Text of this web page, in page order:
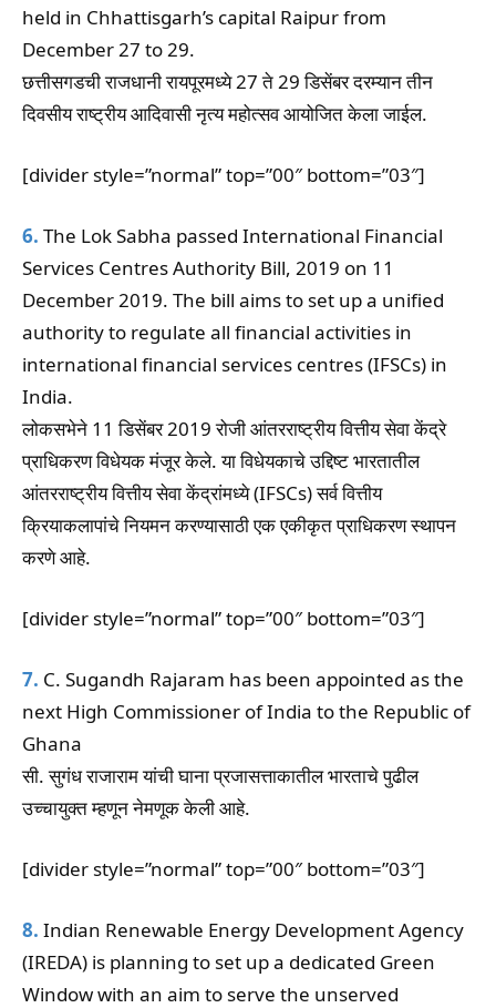
held in Chhattisgarh’s capital Raipur from
December 27 to 29.
छत्तीसगडची राजधानी रायपूरमध्ये 27 ते 29 डिसेंबर दरम्यान तीन
दिवसीय राष्ट्रीय आदिवासी नृत्य महोत्सव आयोजित केला जाईल.
[divider style=”normal” top=”00″ bottom=”03″]
6. The Lok Sabha passed International Financial
Services Centres Authority Bill, 2019 on 11
December 2019. The bill aims to set up a unified
authority to regulate all financial activities in
international financial services centres (IFSCs) in
India.
लोकसभेने 11 डिसेंबर 2019 रोजी आंतरराष्ट्रीय वित्तीय सेवा केंद्रे
प्राधिकरण विधेयक मंजूर केले. या विधेयकाचे उद्दिष्ट भारतातील
आंतरराष्ट्रीय वित्तीय सेवा केंद्रांमध्ये (IFSCs) सर्व वित्तीय
क्रियाकलापांचे नियमन करण्यासाठी एक एकीकृत प्राधिकरण स्थापन
करणे आहे.
[divider style=”normal” top=”00″ bottom=”03″]
7. C. Sugandh Rajaram has been appointed as the
next High Commissioner of India to the Republic of
Ghana
सी. सुगंध राजाराम यांची घाना प्रजासत्ताकातील भारताचे पुढील
उच्चायुक्त म्हणून नेमणूक केली आहे.
[divider style=”normal” top=”00″ bottom=”03″]
8. Indian Renewable Energy Development Agency
(IREDA) is planning to set up a dedicated Green
Window with an aim to serve the unserved